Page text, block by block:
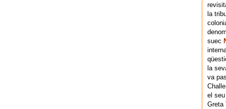
la
suec
la
va
el
Greta